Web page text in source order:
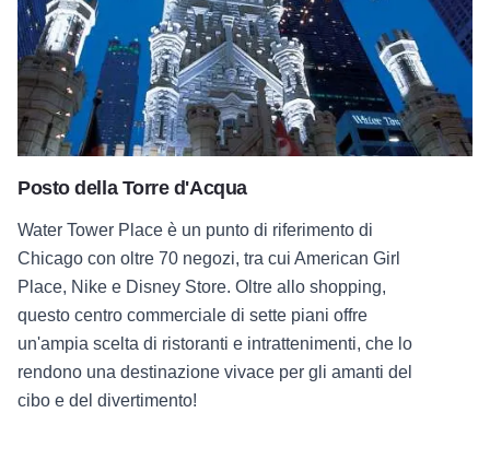
Posto della Torre d'Acqua
Water Tower Place è un punto di riferimento di
Chicago con oltre 70 negozi, tra cui American Girl
Place, Nike e Disney Store. Oltre allo shopping,
questo centro commerciale di sette piani offre
un'ampia scelta di ristoranti e intrattenimenti, che lo
rendono una destinazione vivace per gli amanti del
cibo e del divertimento!